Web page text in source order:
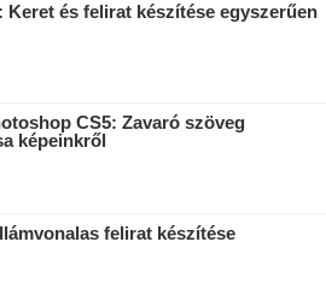
Keret és felirat készítése egyszerűen
CS5: Zavaró szöveg
képeinkről
felirat készítése